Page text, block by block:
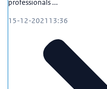
professionals ...
15-12-2021 13:36